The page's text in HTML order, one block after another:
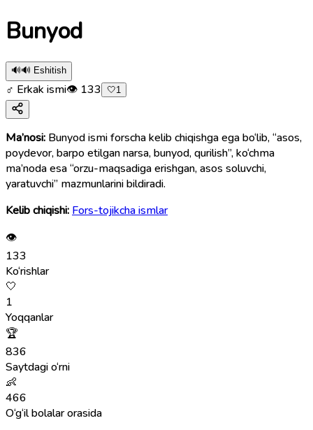
Bunyod
🔊🔊 Eshitish
♂ Erkak ismi👁 133 🤍1
Ma’nosi: Bunyod ismi forscha kelib chiqishga ega bo‘lib, “asos,
poydevor, barpo etilgan narsa, bunyod, qurilish”, ko‘chma
ma’noda esa “orzu-maqsadiga erishgan, asos soluvchi,
yaratuvchi” mazmunlarini bildiradi.
Kelib chiqishi: Fors-tojikcha ismlar
👁
133
Ko‘rishlar
🤍
1
Yoqqanlar
🏆
836
Saytdagi o‘rni
👶
466
O‘g‘il bolalar orasida